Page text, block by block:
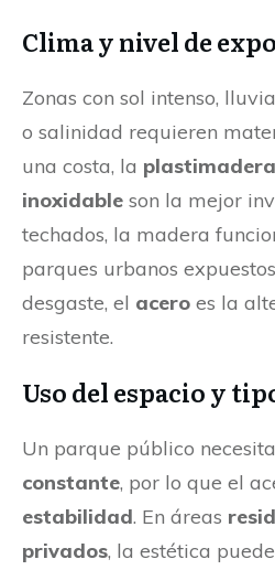
Clima y nivel de
Zonas con sol intenso,
o salinidad requieren
una costa, la plastimadera
inoxidable son la mejor
techados, la madera
parques urbanos
desgaste, el acero es la
resistente.
Uso del espacio y
Un parque público
constante, por lo que el
estabilidad. En áreas
privados, la estética